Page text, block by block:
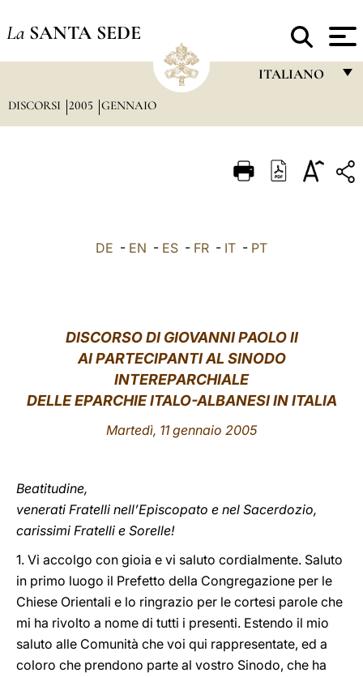
La SANTA SEDE
ITALIANO
ITALIANO
中文
DISCORSI 2005 GENNAIO
DE - EN - ES - FR - IT - PT
DISCORSO DI GIOVANNI PAOLO II
AI PARTECIPANTI AL SINODO
INTEREPARCHIALE
DELLE EPARCHIE ITALO-ALBANESI IN ITALIA
Martedì, 11 gennaio 2005
Beatitudine,
venerati Fratelli nell’Episcopato e nel Sacerdozio,
carissimi Fratelli e Sorelle!
1. Vi accolgo con gioia e vi saluto cordialmente. Saluto
in primo luogo il Prefetto della Congregazione per le
Chiese Orientali e lo ringrazio per le cortesi parole che
mi ha rivolto a nome di tutti i presenti. Estendo il mio
saluto alle Comunità che voi qui rappresentate, ed a
coloro che prendono parte al vostro Sinodo, che ha